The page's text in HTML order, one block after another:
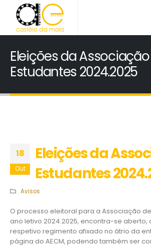
Eleições da
Estudantes 2024.2025
18
Out
Eleições da
Estudantes
Avisos
O processo eleitoral para a Associação
ano letivo 2024.2025, encontra-se
respetivo regimento afixado no átrio da
página do AECM, podendo também ser